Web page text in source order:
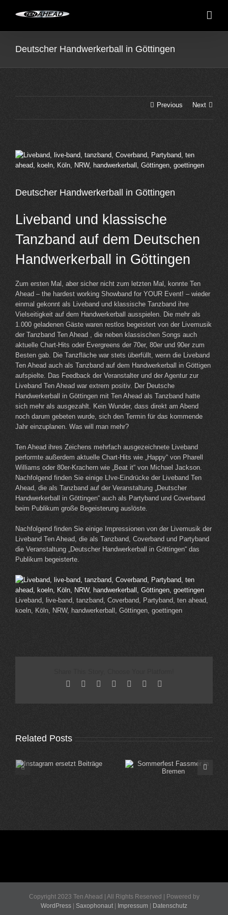
Deutscher Handwerkerball in Göttingen
Previous Next
View
Larger
Deutscher Handwerkerball in Göttingen
Liveband und klassische
Tanzband auf dem Deutschen
Handwerkerball in Göttingen
Zum ersten Mal, aber sicher nicht zum letzten Mal, konnte Ten
Ahead – the hardest working Showband for YOUR Event! – wieder
einmal gekonnt als Liveband und klassische Tanzband ihre
Vielseitigkeit auf dem Handwerkerball ausspielen. Die mehr als
1.000 geladenen Gäste waren restlos begeistert von der Livemusik
der Tanzband Ten Ahead , die neben klassischen Songs auch
aktuelle Chart-Hits oder Evergreens der 70er, 80er und 90er zum
Besten gab. Die Tanzfläche war stets überfüllt, wenn die Liveband
Ten Ahead auch als Tanzband auf dem Handwerkerball in Göttigen
aufspielte. Das Feedback der Veranstalter und der Agentur zur
Liveband Ten Ahead war extrem positiv. Der Deutsche
Handwerkerball in Göttingen mit Ten Ahead als Tanzband hatte
sich mehr als ausgezahlt. Kein Wunder, dass direkt am Abend
noch darum gebeten wurde, sich den Termin für das kommende
Jahr einzuplanen. Was will man mehr?
Ten Ahead ihres Zeichens mehrfach ausgezeichnete Liveband
performte außerdem aktuelle Chart-Hits wie „Happy“ von Pharell
Williams oder 80er-Krachern wie „Beat it“ von Michael Jackson.
Nachfolgend finden Sie einige LIve-Eindrücke der Liveband Ten
Ahead, die als Tanzband auf der Veranstaltung „Deutscher
Handwerkerball in Göttingen“ auch als Partyband und Coverband
beim Publikum große Begeisterung auslöste.
Nachfolgend finden Sie einige Impressionen von der Livemusik der
Liveband Ten Ahead, die als Tanzband, Coverband und Partyband
die Veranstaltung „Deutscher Handwerkerball in Göttingen“ das
Publikum begeisterte.
Liveband, live-band, tanzband, Coverband, Partyband, ten ahead,
koeln, Köln, NRW, handwerkerball, Göttingen, goettingen
Facebook Reddit LinkedIn
TumblrPinterest
Related Posts
Sommerfest Edeka
Copyright 2023 Ten Ahead | All Rights Reserved | Powered by
WordPress
Saxophonaut Impressum Datenschutz